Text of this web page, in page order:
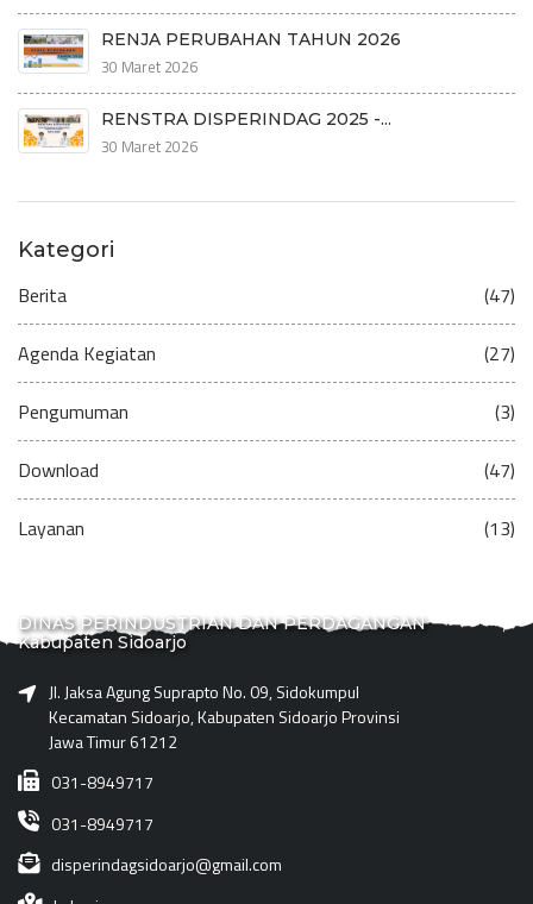
RENJA PERUBAHAN TAHUN 2026
30 Maret 2026
RENSTRA DISPERINDAG 2025 -...
30 Maret 2026
Kategori
Berita (47)
Agenda Kegiatan (27)
Pengumuman (3)
Download (47)
Layanan (13)
DINAS PERINDUSTRIAN DAN PERDAGANGAN
Kabupaten Sidoarjo
Jl. Jaksa Agung Suprapto No. 09, Sidokumpul
Kecamatan Sidoarjo, Kabupaten Sidoarjo Provinsi
Jawa Timur 61212
031-8949717
031-8949717
disperindagsidoarjo@gmail.com